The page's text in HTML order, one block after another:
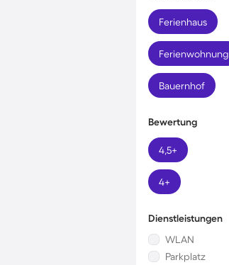
Ferienhaus
Ferienwohnung
Bauernhof
Bewertung
4,5+
4+
Dienstleistungen
WLAN
Parkplatz